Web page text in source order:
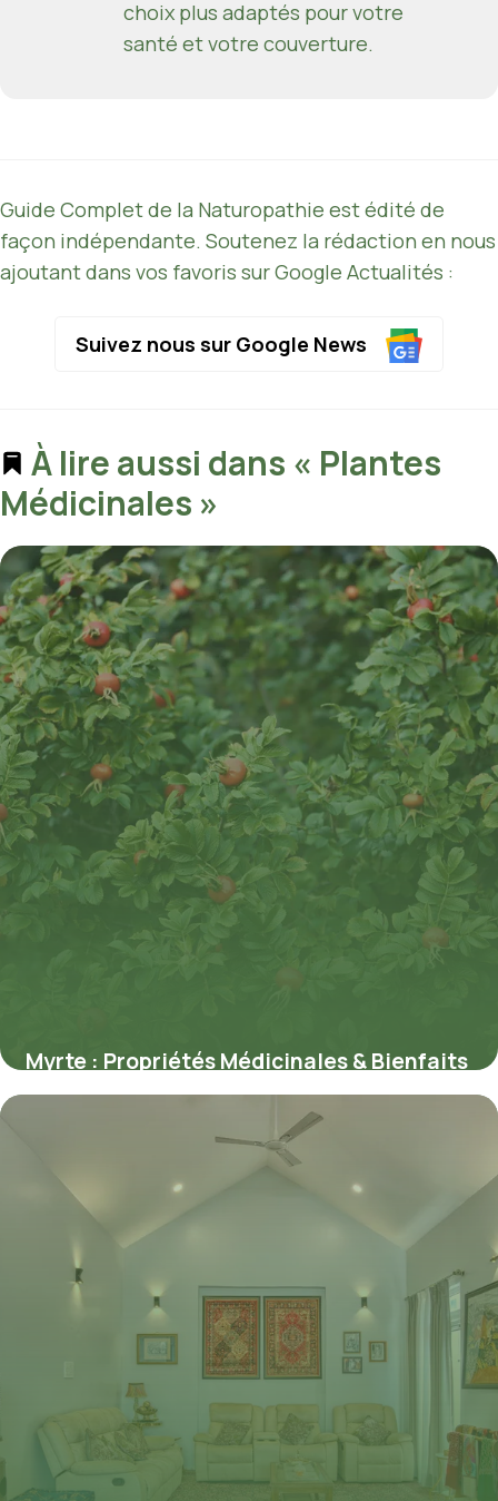
choix plus adaptés pour votre
santé et votre couverture.
Guide Complet de la Naturopathie est édité de
façon indépendante. Soutenez la rédaction en nous
ajoutant dans vos favoris sur Google Actualités :
Suivez nous sur Google News
À lire aussi dans « Plantes
Médicinales »
Myrte : Propriétés Médicinales & Bienfaits
11 juillet 2026